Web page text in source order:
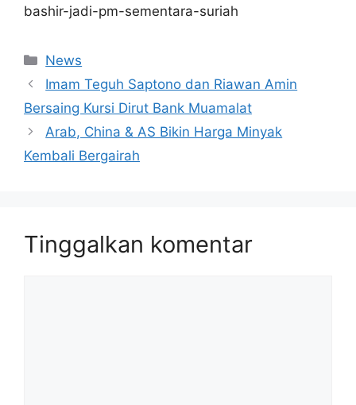
bashir-jadi-pm-sementara-suriah
Kategori
News
Imam Teguh Saptono dan Riawan Amin
Bersaing Kursi Dirut Bank Muamalat
Arab, China & AS Bikin Harga Minyak
Kembali Bergairah
Tinggalkan komentar